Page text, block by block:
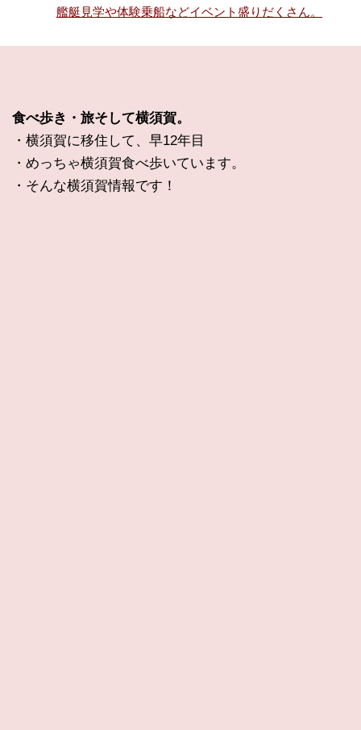
艦艇見学や体験乗船などイベント盛りだくさん。
食べ歩き・旅そして横須賀。
・横須賀に移住して、早12年目
・めっちゃ横須賀食べ歩いています。
・そんな横須賀情報です！